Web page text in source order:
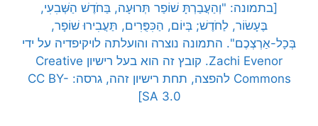
[בתמונה: "וְהַעֲבַרְתָּ שׁוֹפַר תְּרוּעָה, בַּחֹדֶשׁ הַשְּׁבִעִי,
בֶּעָשׂוֹר, לַחֹדֶשׁ; בְּיוֹם, הַכִּפֻּרִים, תַּעֲבִירוּ שׁוֹפָר,
בְּכָל-אַרְצְכֶם". התמונה נוצרה והועלתה לויקיפדיה על ידי
Zachi Evenor. קובץ זה הוא בעל רישיון Creative
Commons להפצה, תחת רישיון זהה, גרסה: CC BY-
SA 3.0]